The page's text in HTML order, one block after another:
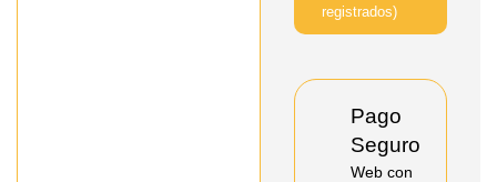
registrados)
Pago
Seguro
Web con